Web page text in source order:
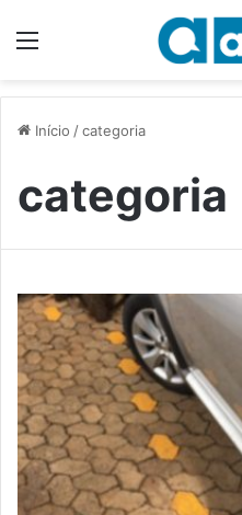
Início /categoria
categoria